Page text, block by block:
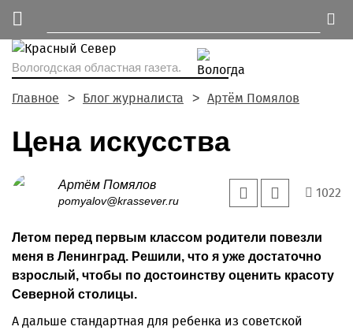
Вологодская областная газета.
Главное Блог журналиста Артём Помялов
Цена искусства
Артём Помялов
pomyalov@krassever.ru
1022
Летом перед первым классом родители повезли
меня в Ленинград. Решили, что я уже достаточно
взрослый, чтобы по достоинству оценить красоту
Северной столицы.
А дальше стандартная для ребенка из советской